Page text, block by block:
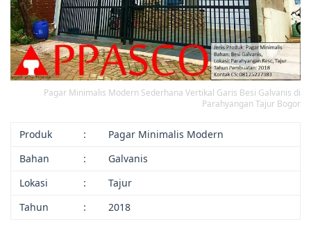
Pagar Minimalis Modern Sederhana Vertikal Garis Besi Galvanis di
Parahyangan Tajur Bogor
Produk :
Pagar Minimalis Modern
Bahan
:
Galvanis
Lokasi
:
Tajur
Tahun
: 2018